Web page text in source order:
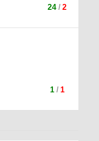
24 / 2
1/ 1